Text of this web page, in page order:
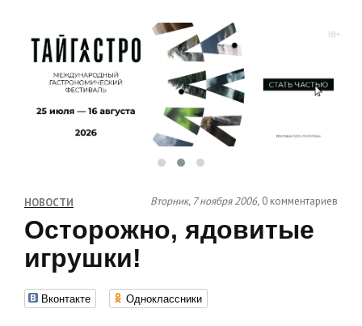
НОВОСТИ Вторник, 7 ноября 2006, 0 комментариев
Осторожно, ядовитые
игрушки!
Вконтакте Одноклассники